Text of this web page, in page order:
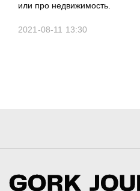
или про недвижимость.
2021-08-11 13:30
3D@GORK.ME +7 925